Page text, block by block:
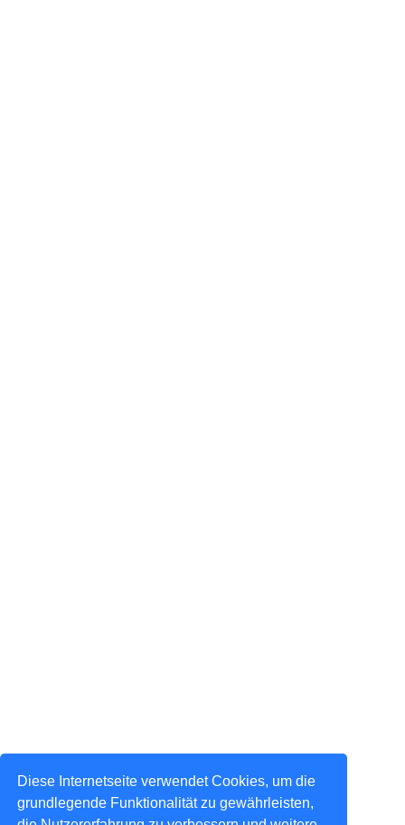
Diese Internetseite verwendet Cookies, um die
grundlegende Funktionalität zu gewährleisten,